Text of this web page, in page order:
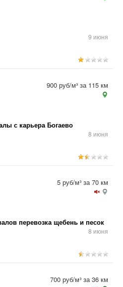
9 июня
с карьера Богаево
8 июня
900 руб/м³ за 115 км
перевозка щебень и песок
8 июня
5 руб/м³ за 70 км
700 руб/м³ за 36 км